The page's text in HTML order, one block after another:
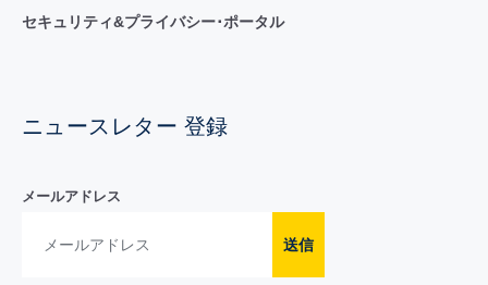
セキュリティ&プライバシー･ポータル
ニュースレター 登録
メールアドレス
送信